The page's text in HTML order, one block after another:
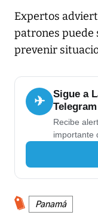
Expertos
patrones
prevenir
✈
Sigue a
Telegram
Recibe
importante
Panamá